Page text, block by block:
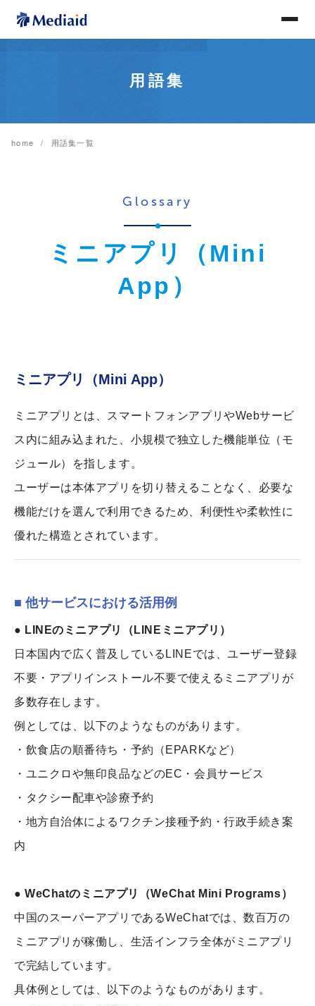
用語集
home 用語集一覧
Glossary
ミニアプリ（Mini
App）
ミニアプリ（Mini App）
ミニアプリとは、スマートフォンアプリやWebサービ
ス内に組み込まれた、小規模で独立した機能単位（モ
ジュール）を指します。
ユーザーは本体アプリを切り替えることなく、必要な
機能だけを選んで利用できるため、利便性や柔軟性に
優れた構造とされています。
■ 他サービスにおける活用例
● LINEのミニアプリ（LINEミニアプリ）
日本国内で広く普及しているLINEでは、ユーザー登録
不要・アプリインストール不要で使えるミニアプリが
多数存在します。
例としては、以下のようなものがあります。
・飲食店の順番待ち・予約（EPARKなど）
・ユニクロや無印良品などのEC・会員サービス
・タクシー配車や診療予約
・地方自治体によるワクチン接種予約・行政手続き案
内
● WeChatのミニアプリ（WeChat Mini Programs）
中国のスーパーアプリであるWeChatでは、数百万の
ミニアプリが稼働し、生活インフラ全体がミニアプリ
で完結しています。
具体例としては、以下のようなものがあります。